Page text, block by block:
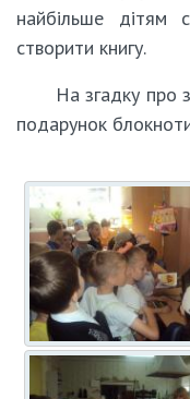
найбільше дітям
створити книгу.
На згадку про
подарунок